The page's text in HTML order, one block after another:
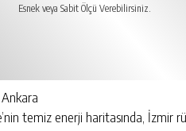
Esnek veya Sabit Ölçü Verebilirsiniz.
temiz enerji haritasında, İzmir